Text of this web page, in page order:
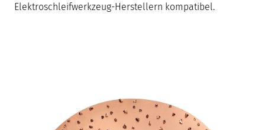
Elektroschleifwerkzeug-Herstellern kompatibel.